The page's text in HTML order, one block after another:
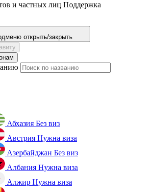
и частных лиц Поддержка
открыть/закрыть
Абхазия Без виз
Австрия Нужна виза
Азербайджан Без виз
Албания Нужна виза
Алжир Нужна виза